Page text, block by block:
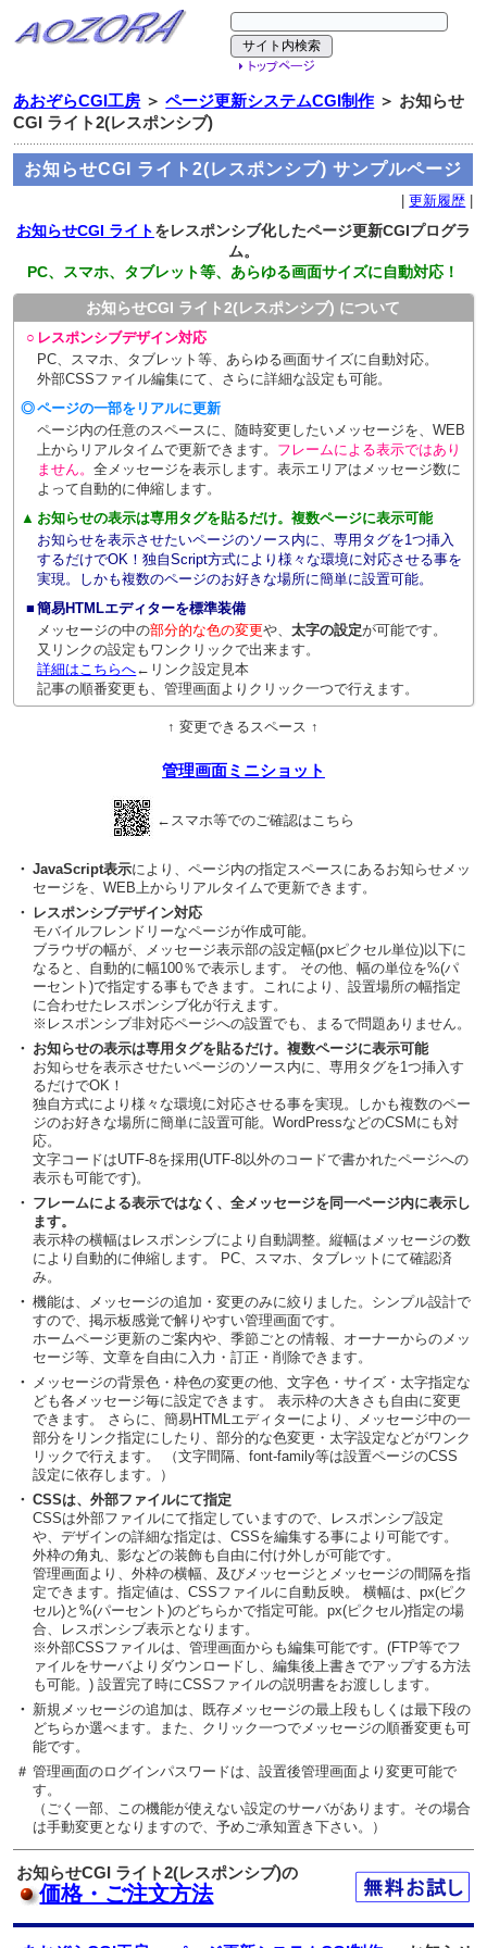
あおぞらCGI工房 ＞ページ更新システムCGI制作 ＞ お知らせ
CGI ライト2(レスポンシブ)
お知らせCGI ライト2(レスポンシブ) サンプルページ
|更新履歴
お知らせCGI ライトをレスポンシブ化したページ更新CGIプログラ
ム。
PC、スマホ、タブレット等、あらゆる画面サイズに自動対応！
お知らせCGI ライト2(レスポンシブ) について
○ レスポンシブデザイン対応
PC、スマホ、タブレット等、あらゆる画面サイズに自動対応。
外部CSSファイル編集にて、さらに詳細な設定も可能。
◎ページの一部をリアルに更新
ページ内の任意のスペースに、随時変更したいメッセージを、WEB
上からリアルタイムで更新できます。 フレームによる表示ではあり
ません。全メッセージを表示します。表示エリアはメッセージ数に
よって自動的に伸縮します。
▲ お知らせの表示は専用タグを貼るだけ。複数ページに表示可能
お知らせを表示させたいページのソース内に、専用タグを1つ挿入
するだけでOK！独自Script方式により様々な環境に対応させる事を
実現。しかも複数のページのお好きな場所に簡単に設置可能。
■ 簡易HTMLエディターを標準装備
メッセージの中の部分的な色の変更や、太字の設定が可能です。
又リンクの設定もワンクリックで出来ます。
詳細はこちらへ←リンク設定見本
記事の順番変更も、管理画面よりクリック一つで行えます。
↑ 変更できるスペース ↑
管理画面ミニショット
←スマホ等でのご確認はこちら
・ JavaScript表示により、ページ内の指定スペースにあるお知らせメッ
セージを、WEB上からリアルタイムで更新できます。
・ レスポンシブデザイン対応
モバイルフレンドリーなページが作成可能。
ブラウザの幅が、メッセージ表示部の設定幅(pxピクセル単位)以下に
なると、自動的に幅100％で表示します。 その他、幅の単位を%(パ
ーセント)で指定する事もできます。これにより、設置場所の幅指定
に合わせたレスポンシブ化が行えます。
※レスポンシブ非対応ページへの設置でも、まるで問題ありません。
・ お知らせの表示は専用タグを貼るだけ。複数ページに表示可能
お知らせを表示させたいページのソース内に、専用タグを1つ挿入す
るだけでOK！
独自方式により様々な環境に対応させる事を実現。しかも複数のペー
ジのお好きな場所に簡単に設置可能。WordPressなどのCSMにも対
応。
文字コードはUTF-8を採用(UTF-8以外のコードで書かれたページへの
表示も可能です)。
・ フレームによる表示ではなく、全メッセージを同一ページ内に表示し
ます。
表示枠の横幅はレスポンシブにより自動調整。縦幅はメッセージの数
により自動的に伸縮します。 PC、スマホ、タブレットにて確認済
み。
・ 機能は、メッセージの追加・変更のみに絞りました。シンプル設計で
すので、掲示板感覚で解りやすい管理画面です。
ホームページ更新のご案内や、季節ごとの情報、オーナーからのメッ
セージ等、文章を自由に入力・訂正・削除できます。
・ メッセージの背景色・枠色の変更の他、文字色・サイズ・太字指定な
ども各メッセージ毎に設定できます。 表示枠の大きさも自由に変更
できます。 さらに、簡易HTMLエディターにより、メッセージ中の一
部分をリンク指定にしたり、部分的な色変更・太字設定などがワンク
リックで行えます。 （文字間隔、font-family等は設置ページのCSS
設定に依存します。）
・ CSSは、外部ファイルにて指定
CSSは外部ファイルにて指定していますので、レスポンシブ設定
や、デザインの詳細な指定は、CSSを編集する事により可能です。
外枠の角丸、影などの装飾も自由に付け外しが可能です。
管理画面より、外枠の横幅、及びメッセージとメッセージの間隔を指
定できます。指定値は、CSSファイルに自動反映。 横幅は、px(ピク
セル)と%(パーセント)のどちらかで指定可能。px(ピクセル)指定の場
合、レスポンシブ表示となります。
※外部CSSファイルは、管理画面からも編集可能です。(FTP等でフ
ァイルをサーバよりダウンロードし、編集後上書きでアップする方法
も可能。) 設置完了時にCSSファイルの説明書をお渡しします。
・ 新規メッセージの追加は、既存メッセージの最上段もしくは最下段の
どちらか選べます。また、クリック一つでメッセージの順番変更も可
能です。
＃ 管理画面のログインパスワードは、設置後管理画面より変更可能で
す。
（ごく一部、この機能が使えない設定のサーバがあります。その場合
は手動変更となりますので、予めご承知置き下さい。）
お知らせCGI ライト2(レスポンシブ)の
価格・ご注文方法